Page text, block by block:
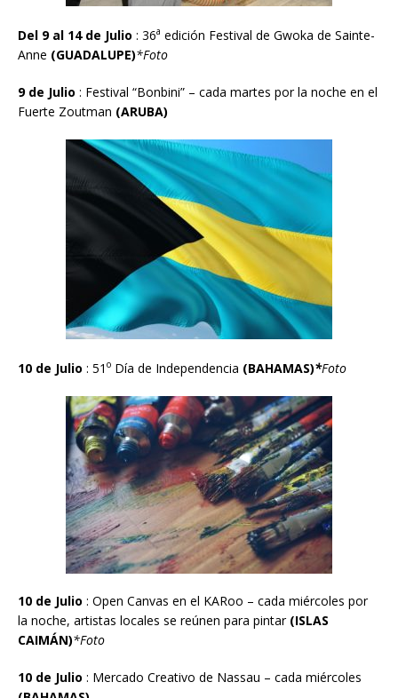
Del 9 al 14 de Julio : 36a edición Festival de Gwoka de Sainte-
Anne (GUADALUPE)*Foto
9 de Julio : Festival “Bonbini” – cada martes por la noche en el
Fuerte Zoutman (ARUBA)
10 de Julio : 51 o Día de Independencia (BAHAMAS)*Foto
10 de Julio : Open Canvas en el KARoo – cada miércoles por
la noche, artistas locales se reúnen para pintar (ISLAS
CAIMÁN)*Foto
10 de Julio : Mercado Creativo de Nassau – cada miércoles